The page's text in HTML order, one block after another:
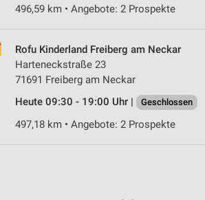
496,59 km • Angebote: 2 Prospekte
Rofu Kinderland Freiberg am Neckar
Harteneckstraße 23
71691 Freiberg am Neckar
Heute 09:30 - 19:00 Uhr |
Geschlossen
497,18 km • Angebote: 2 Prospekte